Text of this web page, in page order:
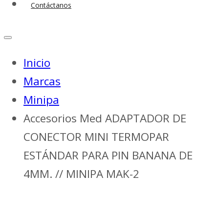
Contáctanos
Inicio
Marcas
Minipa
Accesorios Med ADAPTADOR DE
CONECTOR MINI TERMOPAR
ESTÁNDAR PARA PIN BANANA DE
4MM. // MINIPA MAK-2